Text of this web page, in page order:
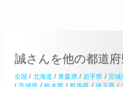
誠さんを他の都道
全国 / 北海道 /青森県/ 岩手県 / 宮城